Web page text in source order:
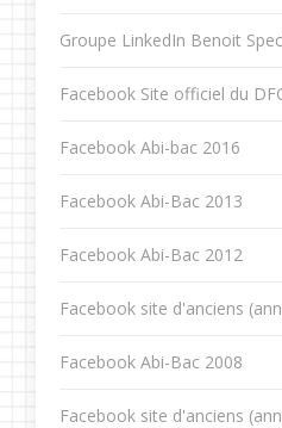
Groupe LinkedIn Benoit
Facebook Site officiel du
Facebook Abi-bac 2016
Facebook Abi-Bac 2013
Facebook Abi-Bac 2012
Facebook site d'anciens
Facebook Abi-Bac 2008
Facebook site d'anciens